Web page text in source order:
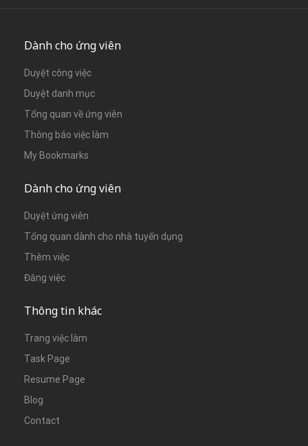
Dành cho ứng viên
Duyệt công việc
Duyệt danh mục
Tổng quan về ứng viên
Thông báo việc làm
My Bookmarks
Dành cho ứng viên
Duyệt ứng viên
Tổng quan dành cho nhà tuyển dụng
Thêm việc
Đăng việc
Thông tin khác
Trang việc làm
Task Page
Resume Page
Blog
Contact